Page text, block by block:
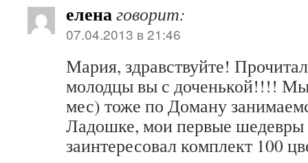
еленаговорит:
07.04.2013 в 21:46
Мария, здравствуйте!
молодцы вы с доченькой!!!!
мес) тоже по Доману
Ладошке, мои первые
заинтересовал комплект 100